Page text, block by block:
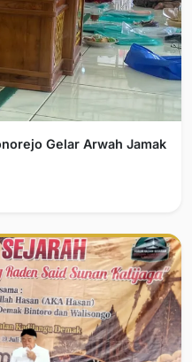
Gelar Arwah Jamak